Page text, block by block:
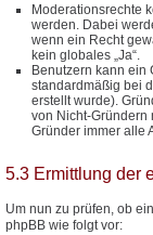
Moderationsrechte
werden. Dabei
wenn ein Recht
kein globales „Ja“.
Benutzern kann ein
standardmäßig bei
erstellt wurde).
von Nicht-Gründern
Gründer immer alle
5.3 Ermittlung der
Um nun zu prüfen, ob
phpBB wie folgt vor: